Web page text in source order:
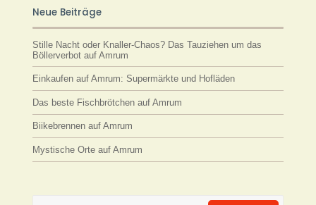
Neue Beiträge
Stille Nacht oder Knaller-Chaos? Das Tauziehen um das
Böllerverbot auf Amrum
Einkaufen auf Amrum: Supermärkte und Hofläden
Das beste Fischbrötchen auf Amrum
Biikebrennen auf Amrum
Mystische Orte auf Amrum